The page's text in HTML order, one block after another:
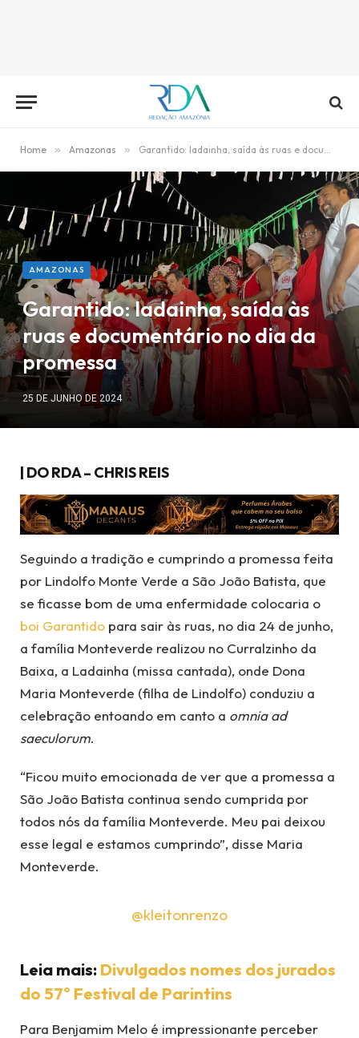
Home » Amazonas » Garantido: ladainha, saída às ruas e documentário no dia da promessa
AMAZONAS
Garantido: ladainha, saída às
ruas e documentário no dia da
promessa
25 DE JUNHO DE 2024
| DO RDA – CHRIS REIS
Seguindo a tradição e cumprindo a promessa feita
por Lindolfo Monte Verde a São João Batista, que
se ficasse bom de uma enfermidade colocaria o
boi Garantido para sair às ruas, no dia 24 de junho,
a família Monteverde realizou no Curralzinho da
Baixa, a Ladainha (missa cantada), onde Dona
Maria Monteverde (filha de Lindolfo) conduziu a
celebração entoando em canto a omnia ad
saeculorum.
“Ficou muito emocionada de ver que a promessa a
São João Batista continua sendo cumprida por
todos nós da família Monteverde. Meu pai deixou
esse legal e estamos cumprindo”, disse Maria
Monteverde.
@kleitonrenzo
Leia mais:Divulgados nomes dos jurados
do 57º Festival de Parintins
Para Benjamim Melo é impressionante perceber